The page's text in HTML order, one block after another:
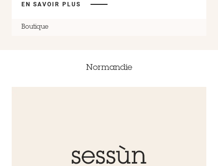
EN SAVOIR PLUS
Boutique
Normandie